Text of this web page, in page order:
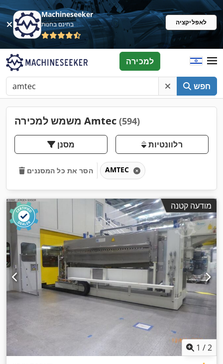
Machineseeker
בחינם בחנות לאפליקציה
חפש
למכירה
משמש למכירה Amtec (594)
מסנן רלוונטיות
הסר את כל המסננים AMTEC
מודעה קטנה
1 /2